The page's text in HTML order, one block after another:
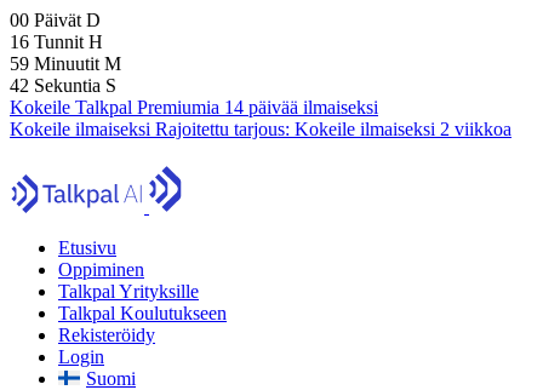
00 Päivät D
16 Tunnit H
59 Minuutit M
41 Sekuntia S
Kokeile Talkpal Premiumia 14 päivää ilmaiseksi
Kokeile ilmaiseksi Rajoitettu tarjous: Kokeile ilmaiseksi 2 viikkoa
Etusivu
Oppiminen
Talkpal Yrityksille
Talkpal Koulutukseen
Rekisteröidy
Login
Suomi